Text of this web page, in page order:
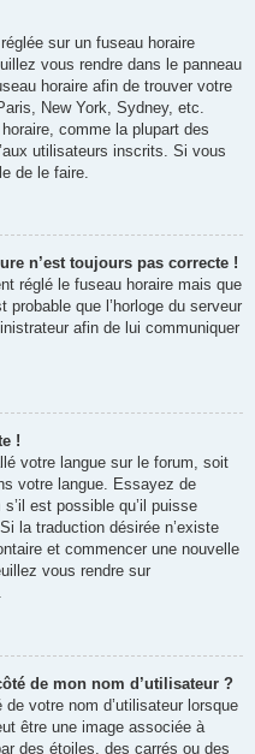
sur un fuseau horaire
vous rendre dans le panneau
horaire afin de trouver votre
New York, Sydney, etc.
comme la plupart des
utilisateurs inscrits. Si vous
de le faire.
n’est toujours pas correcte !
réglé le fuseau horaire mais que
probable que l’horloge du serveur
afin de lui communiquer
!
votre langue sur le forum, soit
votre langue. Essayez de
est possible qu’il puisse
la traduction désirée n’existe
et commencer une nouvelle
vous rendre sur
de mon nom d’utilisateur ?
votre nom d’utilisateur lorsque
être une image associée à
des étoiles, des carrés ou des